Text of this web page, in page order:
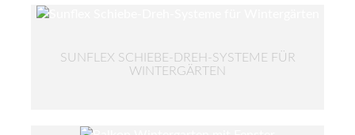
SUNFLEX SCHIEBE-DREH-SYSTEME FÜR
WINTERGÄRTEN